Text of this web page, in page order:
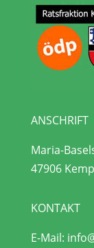
ANSCHRIFT
Maria-
47906
KONTAKT
E-Mail: